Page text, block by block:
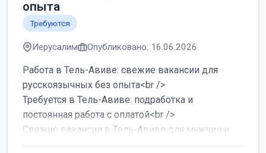
опыта
Требуются
Иерусалим Опубликовано: 16.06.2026
Работа в Тель-Авиве: свежие вакансии для
русскоязычных без опыта<br />
Требуется в Тель-Авиве: подработка и
постоянная работа с оплатой<br />
Свежие вакансии в Тель-Авиве для мужчин и
женщин от хозя...